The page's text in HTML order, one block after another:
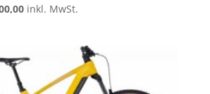
Aktueller
€ 3
inkl. MwSt.